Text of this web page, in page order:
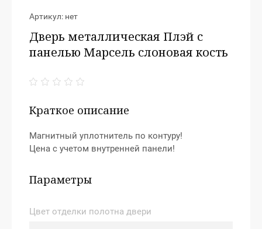
Артикул: нет
Дверь металлическая Плэй с
панелью Марсель слоновая кость
Краткое описание
Магнитный уплотнитель по контуру!
Цена с учетом внутренней панели!
Параметры
Цвет отделки полотна двери